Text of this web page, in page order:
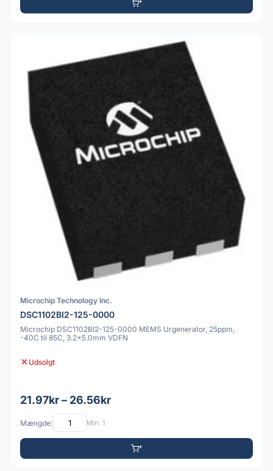
Microchip Technology Inc.
DSC1102BI2-125-0000
Microchip DSC1102BI2-125-0000 MEMS Urgenerator, 25ppm,
-40C til 85C, 3.2x5.0mm VDFN
Udsolgt
21.97kr – 26.56kr
Mængde: Min: 1